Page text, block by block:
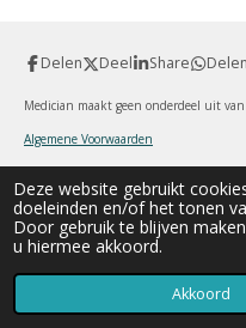
Deze website gebruikt
doeleinden en/of het tonen
Door gebruik te blijven
u hiermee akkoord.
Akkoord
Delen Deel Share Delen
Medician maakt geen onderdeel uit
Algemene Voorwaarden
Alle inhoud © 2019 Medician | KvK:
E-mailadres